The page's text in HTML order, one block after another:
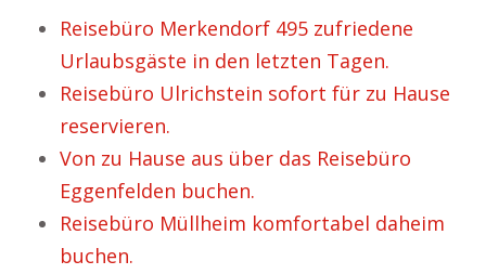
Reisebüro Merkendorf 495 zufriedene
Urlaubsgäste in den letzten Tagen.
Reisebüro Ulrichstein sofort für zu Hause
reservieren.
Von zu Hause aus über das Reisebüro
Eggenfelden buchen.
Reisebüro Müllheim komfortabel daheim
buchen.